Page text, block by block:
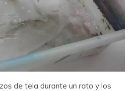
de tela durante un rato y los